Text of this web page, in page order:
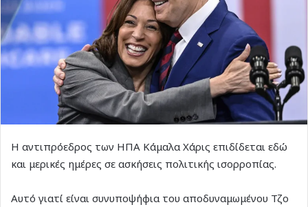
Η αντιπρόεδρος των ΗΠΑ Κάμαλα Χάρις επιδίδεται εδώ
και μερικές ημέρες σε ασκήσεις πολιτικής ισορροπίας.
Αυτό γιατί είναι συνυποψήφια του αποδυναμωμένου Τζο